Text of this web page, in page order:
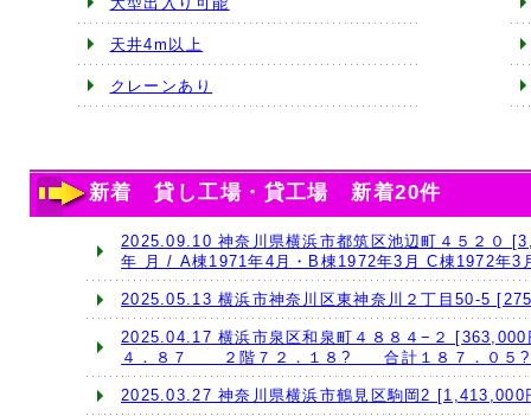
天井4m以上
クレーンあり
新着 貸し工場・貸工場 新着20件